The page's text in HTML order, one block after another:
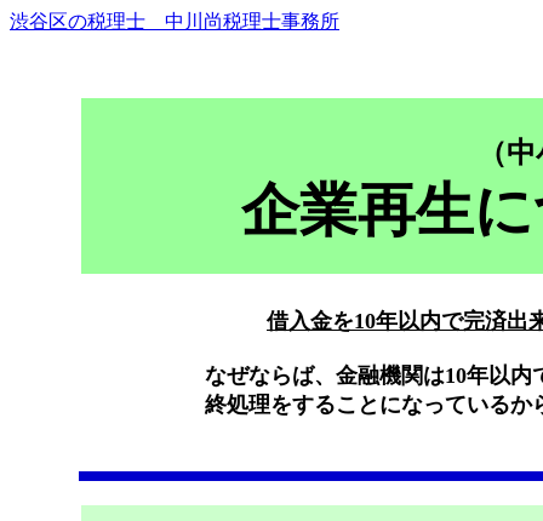
渋谷区の税理士 中川尚税理士事務所
（
企業再生
借入金を10年以内で完済出
なぜならば、金融機関は10年以
終処理をすることになっているか